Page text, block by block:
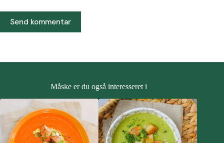
Send kommentar
Måske er du også interesseret i